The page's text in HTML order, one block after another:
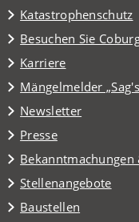
Katastrophenschutz
Besuchen Sie
(Öffnet
in
einem
neuen
Tab)
Karriere
Mängelmelder
(Öffnet
in
einem
neuen
Tab)
Newsletter
Presse
Stellenangebote
Baustellen